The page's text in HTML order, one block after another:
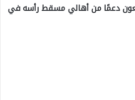
دعمًا من أهالي مسقط رأسه في